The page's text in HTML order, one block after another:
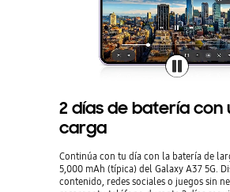
2 días de batería con
carga
Continúa con tu día con la batería de
5,000 mAh (típica) del Galaxy A37 5G.
contenido, redes sociales o juegos sin